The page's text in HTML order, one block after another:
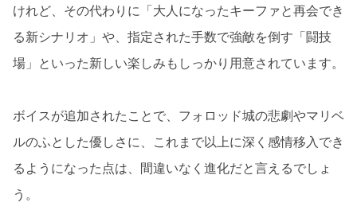
けれど、その代わりに「大人になったキーファと再会でき
る新シナリオ」や、指定された手数で強敵を倒す「闘技
場」といった新しい楽しみもしっかり用意されています。
ボイスが追加されたことで、フォロッド城の悲劇やマリベ
ルのふとした優しさに、これまで以上に深く感情移入でき
るようになった点は、間違いなく進化だと言えるでしょ
う。